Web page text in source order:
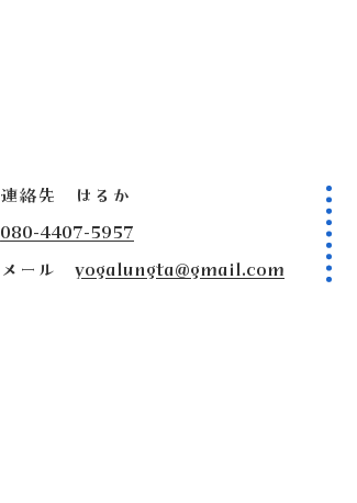
連絡先 はるか
080-4407-5957
​メール yogalungta@gmail.com